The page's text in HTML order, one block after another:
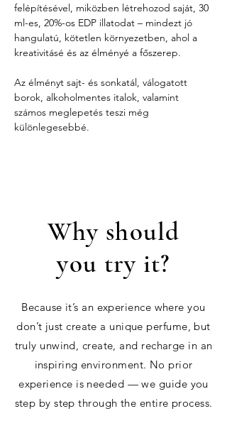
felépítésével, miközben létrehozod saját, 30
ml-es, 20%-os EDP illatodat – mindezt jó
hangulatú, kötetlen környezetben, ahol a
kreativitásé és az élményé a főszerep.
Az élményt sajt- és sonkatál, válogatott
borok, alkoholmentes italok, valamint
számos meglepetés teszi még
különlegesebbé.
Why should
you try it?
Because it’s an experience where you
don’t just create a unique perfume, but
truly unwind, create, and recharge in an
inspiring environment. No prior
experience is needed — we guide you
step by step through the entire process.